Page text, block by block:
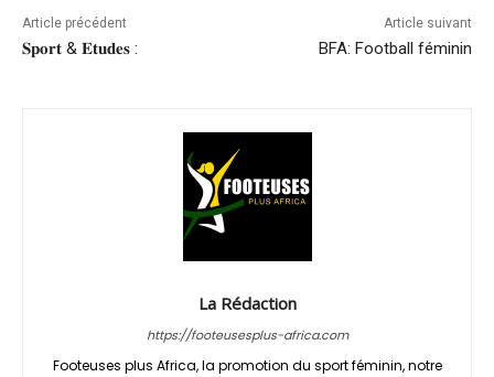
Article précédent
𝐒𝐩𝐨𝐫𝐭 & 𝐄𝐭𝐮𝐝𝐞𝐬 :
Article suivant
BFA: Football féminin
La Rédaction
https://footeusesplus-africa.com
Footeuses plus Africa, la promotion du sport féminin, notre